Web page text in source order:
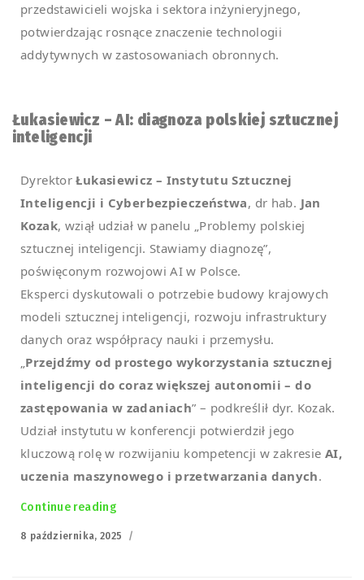
przedstawicieli wojska i sektora inżynieryjnego,
potwierdzając rosnące znaczenie technologii
addytywnych w zastosowaniach obronnych.
Łukasiewicz – AI: diagnoza polskiej sztucznej
inteligencji
DyrektorŁukasiewicz – Instytutu Sztucznej
Inteligencji i Cyberbezpieczeństwa, dr hab. Jan
Kozak, wziął udział w panelu „Problemy polskiej
sztucznej inteligencji. Stawiamy diagnozę”,
poświęconym rozwojowi AI w Polsce.
Eksperci dyskutowali o potrzebie budowy krajowych
modeli sztucznej inteligencji, rozwoju infrastruktury
danych oraz współpracy nauki i przemysłu.
„Przejdźmy od prostego wykorzystania sztucznej
inteligencji do coraz większej autonomii – do
zastępowania w zadaniach” – podkreślił dyr. Kozak.
Udział instytutu w konferencji potwierdził jego
kluczową rolę w rozwijaniu kompetencji w zakresie AI,
uczenia maszynowego i przetwarzania danych.
Continue reading
Posted
8 października, 2025